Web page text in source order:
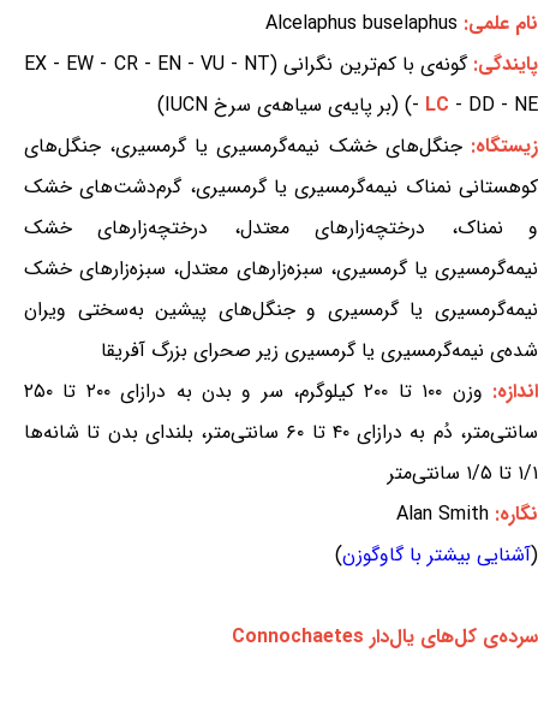
نام علمی: Alcelaphus buselaphus
پایندگی:
گونه‌ی با کم‌ترین نگرانی (EX - EW - CR - EN - VU - NT
- LC - DD - NE) (بر پایه‌ی سیاهه‌ی سرخ IUCN)
زیستگاه:جنگل‌های خشک نیمه‌گرمسیری یا گرمسیری، جنگل‌های
کوهستانی نمناک نیمه‌گرمسیری یا گرمسیری، گرم‌دشت‌های خشک
و نمناک، درختچه‌زارهای معتدل، درختچه‌زارهای خشک
نیمه‌گرمسیری یا گرمسیری، سبزه‌زارهای معتدل، سبزه‌زارهای خشک
نیمه‌گرمسیری یا گرمسیری و جنگل‌های پیشین به‌سختی ویران
شده‌ی نیمه‌گرمسیری یا گرمسیری زیر صحرای بزرگ آفریقا
اندازه:
وزن ۱۰۰ تا ۲۰۰ کیلوگرم، سر و بدن به درازای ۲۰۰ تا ۲۵۰
سانتی‌متر، دُم به درازای ۴۰ تا ۶۰ سانتی‌متر، بلندای بدن تا شانه‌ها
۱/۱ تا ۱/۵ سانتی‌متر
نگاره: Alan Smith
(آشنایی بیشتر با گاوگوزن)
سرده‌ی کل‌های یال‌دار Connochaetes